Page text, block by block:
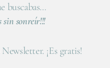
buscabas…
sin sonreír!!!
¡Es gratis!